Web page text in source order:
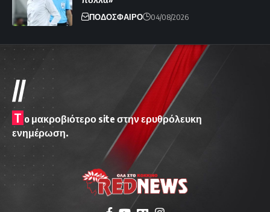
ΠΟΔΟΣΦΑΙΡΟ 04/08/2026
//
T o μακροβιότερο site στην ερυθρόλευκη
ενημέρωση.